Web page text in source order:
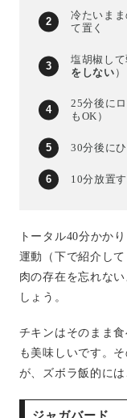
冷たいま
て置く
塩胡椒し
をしない ）
25分後に
もOK）
30分後に
10分放置
トータル40分かか
運動（下で紹介し
肉の存在を忘れな
しょう。
チキンはそのまま
も美味しいです。
が、ズボラ飯的に
ジャガバード